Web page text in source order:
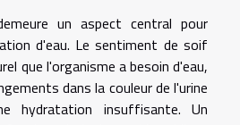
un aspect central pour
d'eau. Le sentiment de soif
que l'organisme a besoin d'eau,
dans la couleur de l'urine
hydratation insuffisante. Un